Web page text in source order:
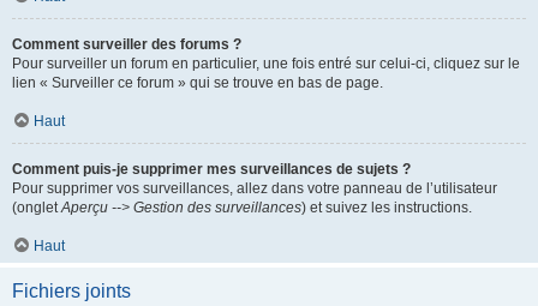
Comment surveiller des forums ?
Pour surveiller un forum en particulier, une fois entré sur celui-ci, cliquez sur le
lien « Surveiller ce forum » qui se trouve en bas de page.
Haut
Comment puis-je supprimer mes surveillances de sujets ?
Pour supprimer vos surveillances, allez dans votre panneau de l’utilisateur
(ongletAperçu --> Gestion des surveillances) et suivez les instructions.
Haut
Fichiers joints